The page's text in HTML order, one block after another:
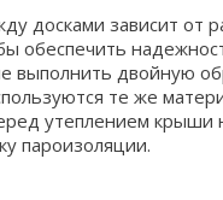
досками зависит от
обеспечить
выполнить двойную
те же
утеплением крыши
пароизоляции.